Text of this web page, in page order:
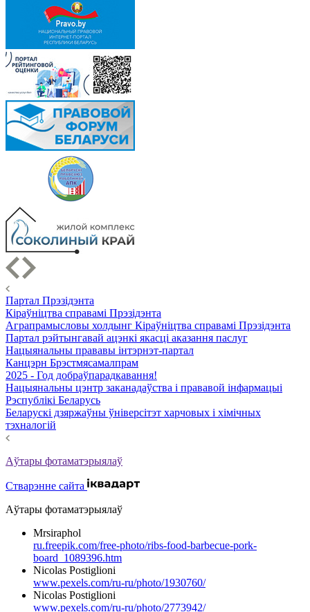
Партал Прэзідэнта
Кіраўніцтва справамі Прэзідэнта
Аграпрамысловы холдынг Кіраўніцтва справамі Прэзідэнта
Партал рэйтынгавай ацэнкі якасці аказання паслуг
Нацыянальны прававы інтэрнэт-партал
Канцэрн Брэстмясамалпрам
2025 - Год добраўпарадкавання!
Нацыянальны цэнтр заканадаўства і прававой інфармацыі
Рэспублікі Беларусь
Беларускі дзяржаўны ўніверсітэт харчовых і хімічных
тэхналогій
Аўтары фотаматэрыялаў
Стварэнне сайта
Аўтары фотаматэрыялаў
Mrsiraphol
ru.freepik.com/free-photo/ribs-food-barbecue-pork-
board_1089396.htm
Nicolas Postiglioni
www.pexels.com/ru-ru/photo/1930760/
Nicolas Postiglioni
www.pexels.com/ru-ru/photo/2773942/